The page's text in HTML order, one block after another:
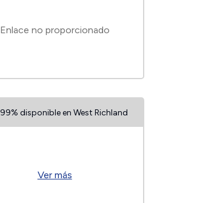
Enlace no proporcionado
99% disponible en West Richland
Ver más